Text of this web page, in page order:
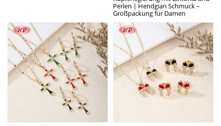
Perlen | Hendgian Schmuck –
Großpackung für Damen